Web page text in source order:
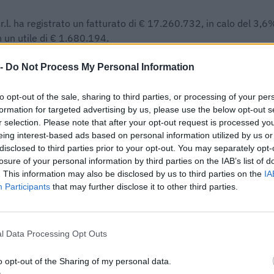
Do Not Process My Personal Information
opt-out of the sale, sharing to third parties, or processing of your
for targeted advertising by us, please use the below opt-out
selection. Please note that after your opt-out request is processed
interest-based ads based on personal information utilized by us
to third parties prior to your opt-out. You may separately
of your personal information by third parties on the IAB’s list of
This information may also be disclosed by us to third parties on the
Participants that may further disclose it to other third parties.
Data Processing Opt Outs
opt-out of the Sharing of my personal data.
ha registrato un fatturato di € 17.260.732, in calo del
un utile di € 1.680.194.
€ 1.680.194 35 €
€ 1.874.012 —
— € 1.309.979 — €
€ 493.164